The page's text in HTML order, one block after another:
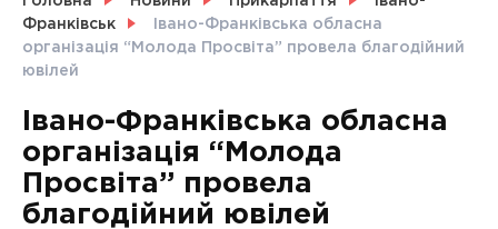
СВІТ
УКРАЇНА
Франківськ
Івано-Франківська обласна
організація “Молода Просвіта” провела благодійний
ювілей
Івано-Франківська обласна
організація “Молода
Просвіта” провела
благодійний ювілей